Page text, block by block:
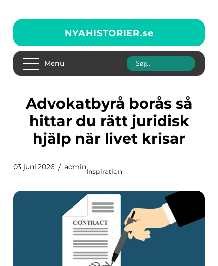
NYAHISTORIER.se
Menu
Advokatbyrå borås så
hittar du rätt juridisk
hjälp när livet krisar
03 juni 2026 admin
Inspiration